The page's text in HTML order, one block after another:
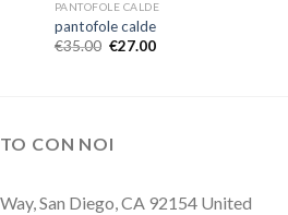
PANTOFOLE CALDE
pantofole calde
€35.00 €27.00
CON NOI
San Diego, CA 92154 United